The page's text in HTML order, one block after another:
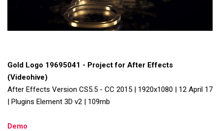
Gold Logo 19695041 - Project for After Effects
(Videohive)
After Effects Version CS5.5 - CC 2015 | 1920x1080 | 12 April 17
| Plugins Element 3D v2 | 109mb
Demo